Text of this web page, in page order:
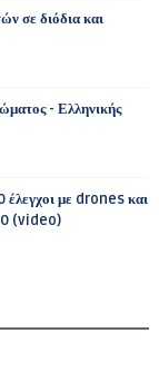
σε διόδια και
- Ελληνικής
με drones και
(video)